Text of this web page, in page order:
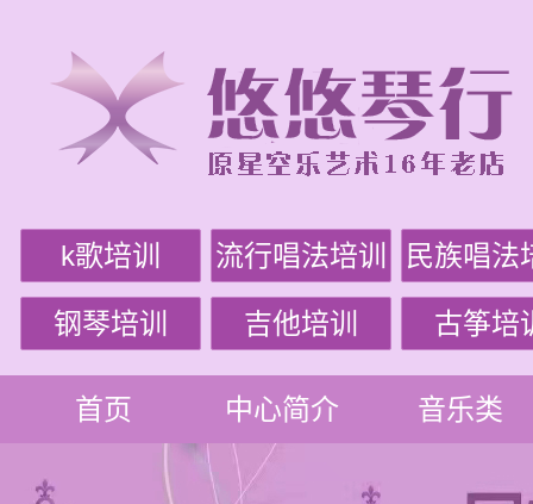
k歌培训 流行唱法培训 民族唱法
钢琴培训 吉他培训 古筝培
首页 中心简介 音乐类